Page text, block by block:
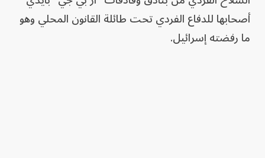
أصحابها للدفاع الفردي تحت طائلة القانون المحلي وهو
ما رفضته إسرائيل.